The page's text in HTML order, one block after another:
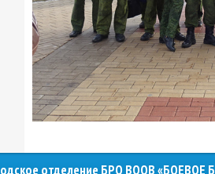
отделение БРО ВООВ «БОЕВОЕ